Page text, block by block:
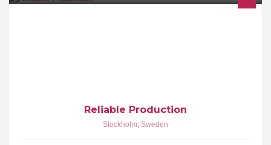
Reliable Production
Stockholm, Sweden